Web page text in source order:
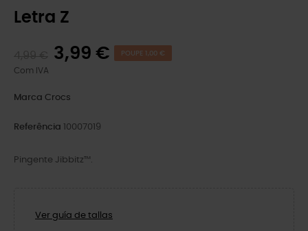
Letra Z
3,99 € POUPE 1,00 €
Com IVA
Marca Crocs
Referência 10007019
Pingente Jibbitz™.
Ver guía de tallas